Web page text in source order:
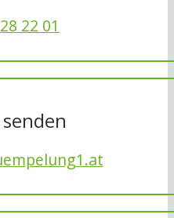
22 01